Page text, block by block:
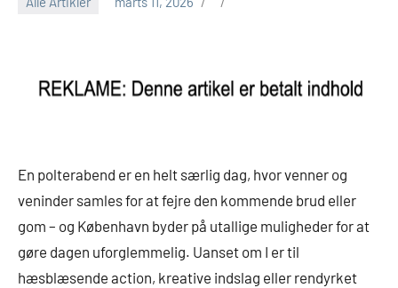
En polterabend er en helt særlig dag, hvor venner og
veninder samles for at fejre den kommende brud eller
gom – og København byder på utallige muligheder for at
gøre dagen uforglemmelig. Uanset om I er til
hæsblæsende action, kreative indslag eller rendyrket